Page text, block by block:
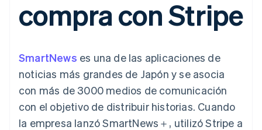
Boost
Optimizaciones
Proceso de
acelerado
Automatización
contable
personalizados
Data Pipeline
Sincronización
de datos
Gestión del dinero
Plataformas
SaaS
Por sector
Empresas de IA
Economía de los
creadores
Gestionar
suscripciones
Ofrecer cobro por
respaldadas por
monedas estables
Aprovisiona y gestiona
servicios con agentes
Hoja de ruta del
Sessions
Empleos
Sala de prensa
Stripe Press
compra con Stripe
SmartNews es una de las aplicaciones de
noticias más grandes de Japón y se asocia
con más de 3000 medios de comunicación
con el objetivo de distribuir historias. Cuando
la empresa lanzó SmartNews＋, utilizó Stripe a